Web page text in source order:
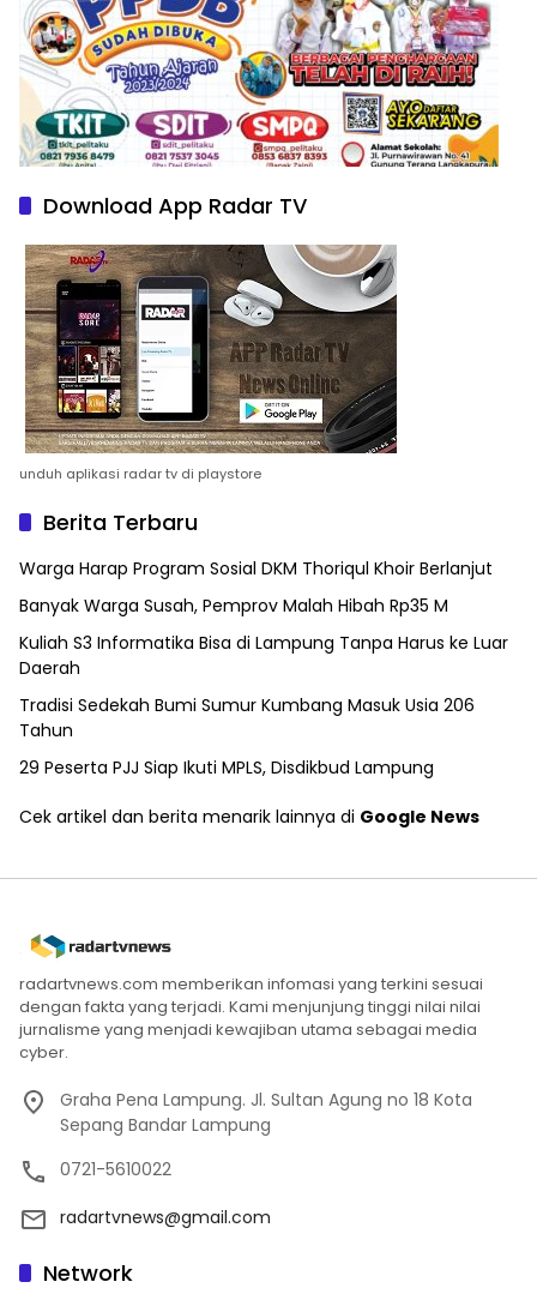
Download App Radar TV
unduh aplikasi radar tv di playstore
Berita Terbaru
Warga Harap Program Sosial DKM Thoriqul Khoir Berlanjut
Banyak Warga Susah, Pemprov Malah Hibah Rp35 M
Kuliah S3 Informatika Bisa di Lampung Tanpa Harus ke Luar
Daerah
Tradisi Sedekah Bumi Sumur Kumbang Masuk Usia 206
Tahun
29 Peserta PJJ Siap Ikuti MPLS, Disdikbud Lampung
Cek artikel dan berita menarik lainnya di Google News
radartvnews.com memberikan infomasi yang terkini sesuai
dengan fakta yang terjadi. Kami menjunjung tinggi nilai nilai
jurnalisme yang menjadi kewajiban utama sebagai media
cyber.
Graha Pena Lampung. Jl. Sultan Agung no 18 Kota
Sepang Bandar Lampung
0721-5610022
radartvnews@gmail.com
Network